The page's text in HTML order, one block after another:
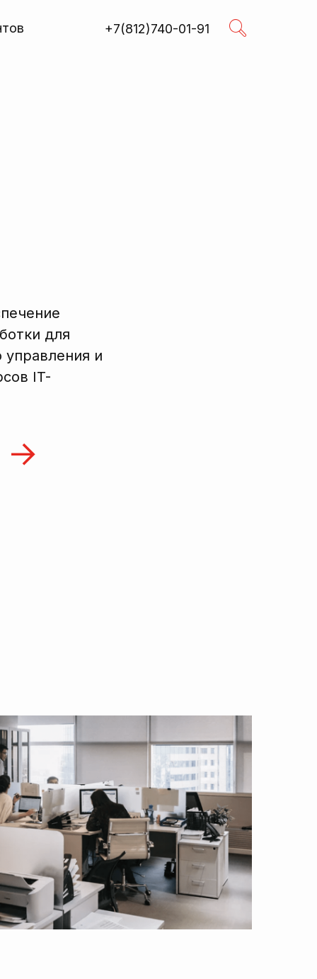
+7(812)740-01-91 Поиск
для
управления и
IT-